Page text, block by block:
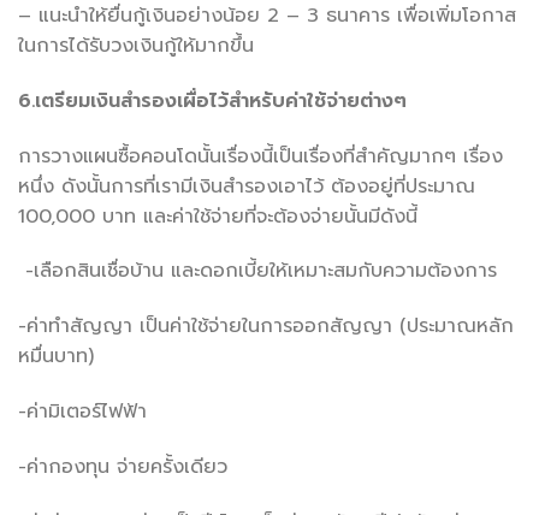
– แนะนำให้ยื่นกู้เงินอย่างน้อย 2 – 3 ธนาคาร เพื่อเพิ่มโอกาส
ในการได้รับวงเงินกู้ให้มากขึ้น
6.เตรียมเงินสำรองเผื่อไว้สำหรับค่าใช้จ่ายต่างๆ
การวางแผนซื้อคอนโดนั้นเรื่องนี้เป็นเรื่องที่สำคัญมากๆ เรื่อง
หนึ่ง ดังนั้นการที่เรามีเงินสำรองเอาไว้ ต้องอยู่ที่ประมาณ
100,000 บาท และค่าใช้จ่ายที่จะต้องจ่ายนั้นมีดังนี้
-เลือกสินเชื่อบ้าน และดอกเบี้ยให้เหมาะสมกับความต้องการ
-ค่าทำสัญญา เป็นค่าใช้จ่ายในการออกสัญญา (ประมาณหลัก
หมื่นบาท)
-ค่ามิเตอร์ไฟฟ้า
-ค่ากองทุน จ่ายครั้งเดียว